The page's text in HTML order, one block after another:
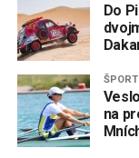
Do
ŠPORT
na